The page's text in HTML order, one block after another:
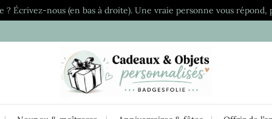
? Écrivez-nous (en bas à droite). Une vraie personne vous répond,